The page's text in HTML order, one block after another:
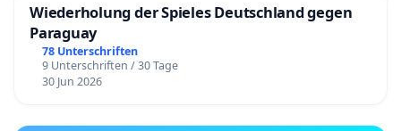
Wiederholung der Spieles Deutschland gegen
Paraguay
78 Unterschriften
9 Unterschriften / 30 Tage
30 Jun 2026